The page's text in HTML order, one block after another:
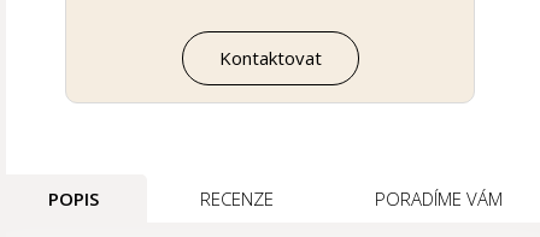
Kontaktovat
POPIS RECENZE PORADÍME VÁM